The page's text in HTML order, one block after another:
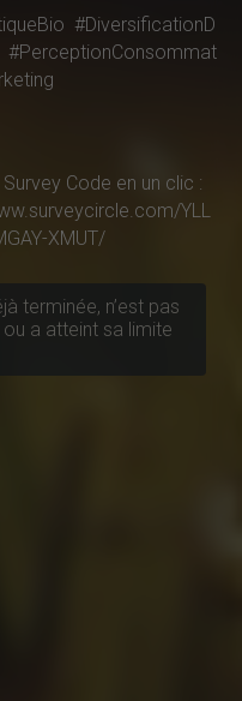
#DiversificationD
#PerceptionConsommat
Code en un clic :
YLL
XMUT/
terminée, n’est pas
a atteint sa limite